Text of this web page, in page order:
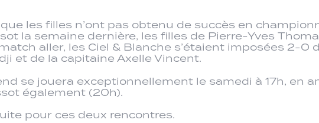
les filles n’ont pas obtenu de succès en
la semaine dernière, les filles de Pierre-Yves
aller, les Ciel & Blanche s’étaient imposées 2-0
et de la capitaine Axelle Vincent.
se jouera exceptionnellement le samedi à 17h, en
également (20h).
pour ces deux rencontres.